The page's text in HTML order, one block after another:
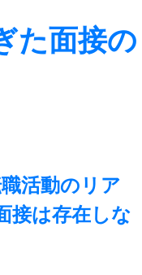
た面接の